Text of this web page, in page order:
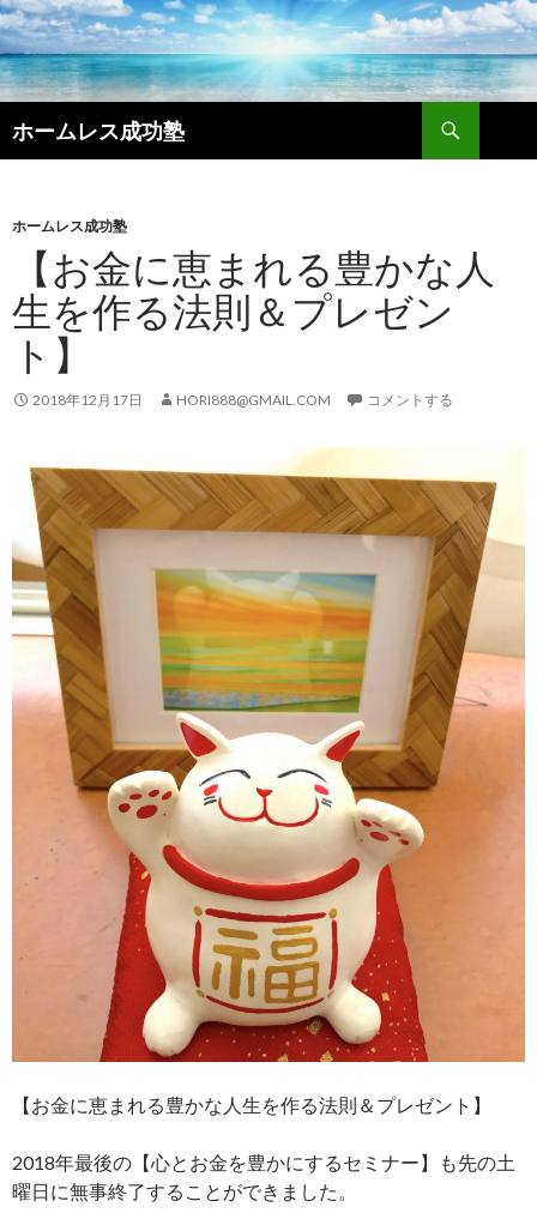
ホームレス成功塾
索
ン
ス
キ
プ
ホームレス成功塾
【お金に恵まれる豊かな人
生を作る法則＆プレゼン
ト】
2018年12月17日 HORI888@GMAIL.COM コメントする
【お金に恵まれる豊かな人生を作る法則＆プレゼント】
2018年最後の【心とお金を豊かにするセミナー】も先の土
曜日に無事終了することができました。